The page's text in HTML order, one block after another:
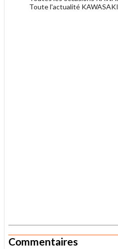
Toute l'actualité KAWASAKI
Commentaires